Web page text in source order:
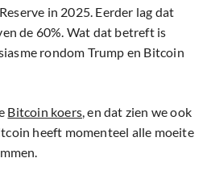
in 2025. Eerder lag dat
de 60%. Wat dat betreft is
rondom Trump en Bitcoin
Bitcoin koers , en dat zien we ook
heeft momenteel alle moeite